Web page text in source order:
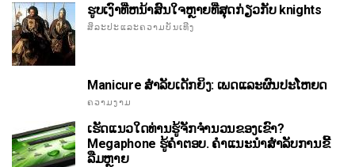
ຮູບເງົາທີ່ຫນ້າສົນໃຈຫຼາຍທີ່ສຸດກ່ຽວກັບ knights
ສິລະປະແລະຄວາມບັນເທີງ
Manicure ສໍາລັບເດັກຍິງ: ເພດແລະຜົນປະໂຫຍດ
ຄວາມງາມ
ເຮັດແນວໃດທ່ານຮູ້ຈັກຈໍານວນຂອງເຂົາ?
Megaphone ຮູ້ຄໍາຕອບ. ຄໍາແນະນໍາສໍາລັບການຂີ້
ລືມຫຼາຍ